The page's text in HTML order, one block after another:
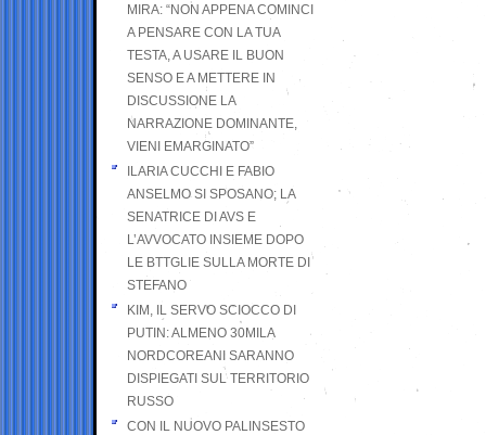
MIRA: “NON APPENA COMINCI
A PENSARE CON LA TUA
TESTA, A USARE IL BUON
SENSO E A METTERE IN
DISCUSSIONE LA
NARRAZIONE DOMINANTE,
VIENI EMARGINATO”
ILARIA CUCCHI E FABIO
ANSELMO SI SPOSANO; LA
SENATRICE DI AVS E
L’AVVOCATO INSIEME DOPO
LE BTTGLIE SULLA MORTE DI
STEFANO
KIM, IL SERVO SCIOCCO DI
PUTIN: ALMENO 30MILA
NORDCOREANI SARANNO
DISPIEGATI SUL TERRITORIO
RUSSO
CON IL NUOVO PALINSESTO